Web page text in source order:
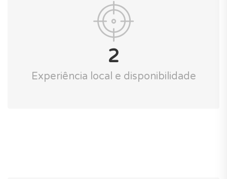
2
Experiência local e disponibilidade